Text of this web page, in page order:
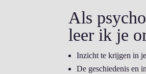
Als
leer ik je
Inzicht te krijgen in
De geschiedenis en